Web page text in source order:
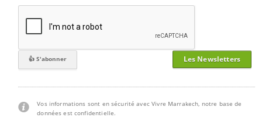
Les Newsletters
Vos informations sont en sécurité avec Vivre Marrakech, notre base de
données est confidentielle.